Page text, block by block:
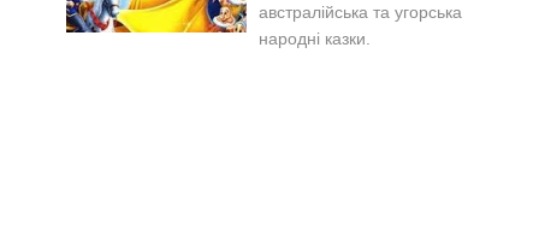
австралійська та угорська
народні казки.